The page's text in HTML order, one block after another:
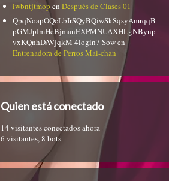
iwbntjtmop en Después de Clases 01
QpqNoapOQcLbIrSQyBQiwSkSqsyAmrqqB
pGMJpImHeBjmanEXPMNUAXHLgNBynp
vxKQnhDAVjqkM 4login7 Sowen
Entrenadora de Perros Mai-chan
Quien está conectado
14 visitantes conectados ahora
6 visitantes,8 bots